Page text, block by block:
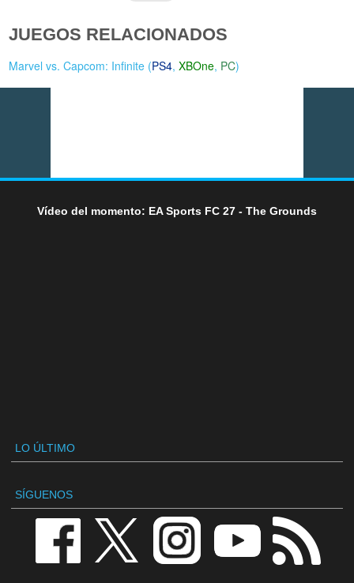
JUEGOS RELACIONADOS
Marvel vs. Capcom: Infinite (PS4,XBOne, PC)
Vídeo del momento: EA Sports FC 27 - The Grounds
LO ÚLTIMO
SÍGUENOS